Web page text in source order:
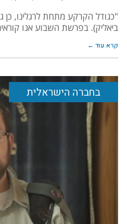
"כגודל הקרקע מתחת לרגלינו, כן
ביאליק). בפרשת השבוע אנו
קרא עוד ←
בחברה הישראלית